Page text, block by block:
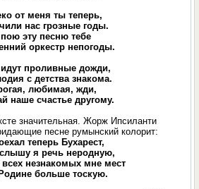
от меня ты теперь,
нас грозные годы.
эту песню тебе
оркестр непогоды.
проливные дожди,
с детства знакома.
любимая, жди,
наше счастье другому.
значительная. Жорж Ипсиланти
песне румынский колорит:
теперь Бухарест,
я речь неродную,
всех незнакомых мне мест
больше тоскую.